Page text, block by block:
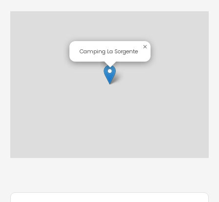
Camping La Sorgente
×